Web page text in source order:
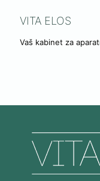
VITA ELOS
Vaš kabinet za